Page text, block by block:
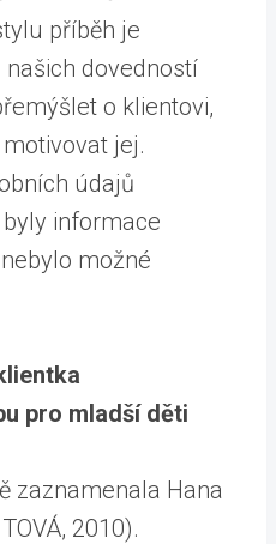
příběh je
dovedností
o klientovi,
jej.
údajů
informace
možné
pro mladší děti
zaznamenala Hana
2010).